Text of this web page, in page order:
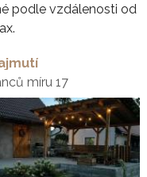
podle vzdálenosti od
míru 17